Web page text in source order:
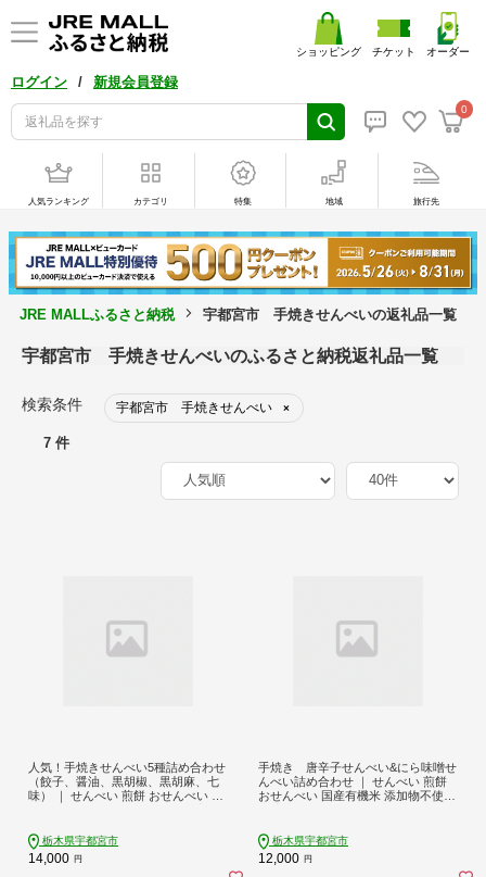
ログイン / 新規会員登録
0
ショッピング チケット オーダー
人気ランキング カテゴリ 特集 地域 旅行先
JRE MALLふるさと納税 宇都宮市 手焼きせんべいの返礼品一覧
宇都宮市 手焼きせんべいのふるさと納税返礼品一覧
検索条件 宇都宮市 手焼きせんべい ×
7 件
人気！手焼きせんべい5種詰め合わせ
（餃子、醤油、黒胡椒、黒胡麻、七
味） ｜ せんべい 煎餅 おせんべい 餃
栃木県宇都宮市
14,000 円
手焼き 唐辛子せんべい&にら味噌せ
んべい詰め合わせ ｜ せんべい 煎餅
おせんべい 国産有機米 添加物不使用
栃木県宇都宮市
12,000 円